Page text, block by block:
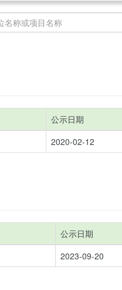
公示日期
2020-02-12
公示日期
2023-09-20